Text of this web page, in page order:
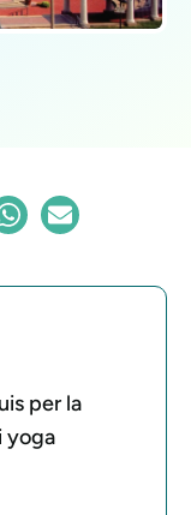
per la
yoga